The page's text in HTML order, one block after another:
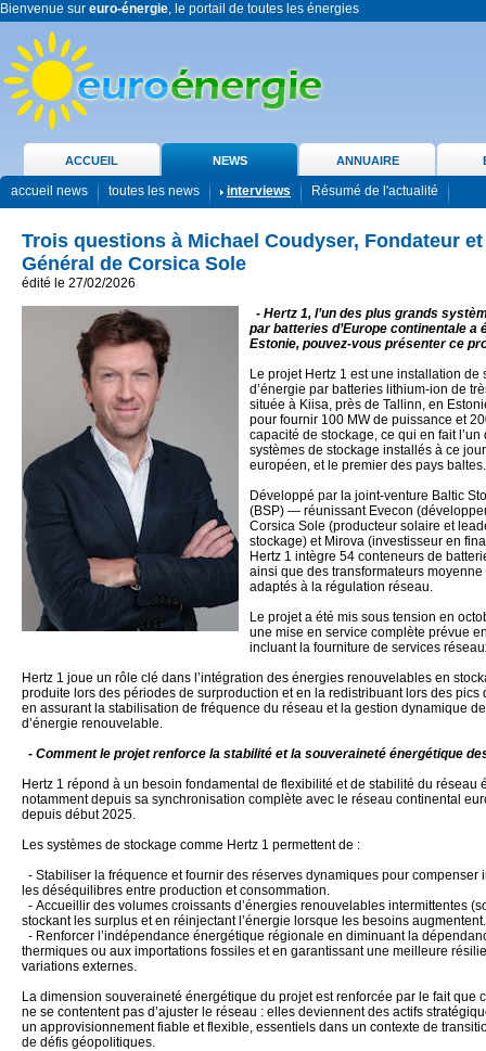
Bienvenue sur euro-énergie, le portail de toutes les énergies
ACCUEIL NEWS ANNUAIRE
accueil news toutes les news interviews Résumé de l'actualité
Trois questions à Michael Coudyser, Fondateur
Général de Corsica Sole
édité le 27/02/2026
- Hertz 1, l’un des plus grands
par batteries d’Europe continentale a
Estonie, pouvez-vous présenter ce
Le projet Hertz 1 est une installation de
d’énergie par batteries lithium-ion de
située à Kiisa, près de Tallinn, en
pour fournir 100 MW de puissance et
capacité de stockage, ce qui en fait
systèmes de stockage installés à ce
européen, et le premier des pays baltes.
Développé par la joint-venture Baltic
(BSP) — réunissant Evecon
Corsica Sole (producteur solaire et
stockage) et Mirova (investisseur en
Hertz 1 intègre 54 conteneurs de
ainsi que des transformateurs
adaptés à la régulation réseau.
Le projet a été mis sous tension en
une mise en service complète prévue
incluant la fourniture de services
Hertz 1 joue un rôle clé dans l’intégration des énergies renouvelables en
produite lors des périodes de surproduction et en la redistribuant lors des pics
en assurant la stabilisation de fréquence du réseau et la gestion dynamique
d’énergie renouvelable.
- Comment le projet renforce la stabilité et la souveraineté énergétique
Hertz 1 répond à un besoin fondamental de flexibilité et de stabilité du réseau
notamment depuis sa synchronisation complète avec le réseau continental
depuis début 2025.
Les systèmes de stockage comme Hertz 1 permettent de :
- Stabiliser la fréquence et fournir des réserves dynamiques pour compenser
les déséquilibres entre production et consommation.
- Accueillir des volumes croissants d’énergies renouvelables intermittentes
stockant les surplus et en réinjectant l’énergie lorsque les besoins augmentent.
- Renforcer l’indépendance énergétique régionale en diminuant la
thermiques ou aux importations fossiles et en garantissant une meilleure
variations externes.
La dimension souveraineté énergétique du projet est renforcée par le fait que
ne se contentent pas d’ajuster le réseau : elles deviennent des actifs
un approvisionnement fiable et flexible, essentiels dans un contexte de
de défis géopolitiques.